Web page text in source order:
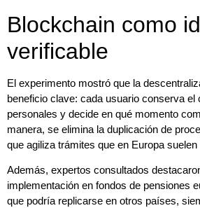
Blockchain como
verificable
El experimento mostró que la
beneficio clave: cada usuario conserva el
personales y decide en qué momento
manera, se elimina la duplicación de
que agiliza trámites que en Europa
Además, expertos consultados
implementación en fondos de pensiones
que podría replicarse en otros países,